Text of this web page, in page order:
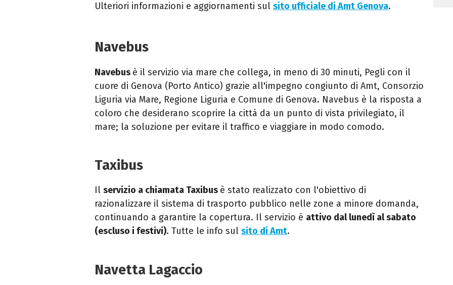
Ulteriori informazioni e aggiornamenti sul sito ufficiale di Amt Genova.
Navebus
Navebus è il servizio via mare che collega, in meno di 30 minuti, Pegli con il
cuore di Genova (Porto Antico) grazie all'impegno congiunto di Amt, Consorzio
Liguria via Mare, Regione Liguria e Comune di Genova. Navebus è la risposta a
coloro che desiderano scoprire la città da un punto di vista privilegiato, il
mare; la soluzione per evitare il traffico e viaggiare in modo comodo.
Taxibus
Il servizio a chiamata Taxibus è stato realizzato con l'obiettivo di
razionalizzare il sistema di trasporto pubblico nelle zone a minore domanda,
continuando a garantire la copertura. Il servizio è attivo dal lunedì al sabato
(escluso i festivi). Tutte le info sul sito di Amt.
Navetta Lagaccio